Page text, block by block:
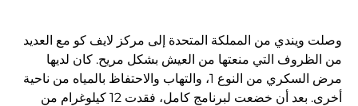
وصلت ويندي من المملكة المتحدة إلى مركز لايف كو مع العديد
من الظروف التي منعتها من العيش بشكل مريح. كان لديها
مرض السكري من النوع 1، والتهاب والاحتفاظ بالمياه من ناحية
أخرى. بعد أن خضعت لبرنامج كامل، فقدت 12 كيلوغرام من